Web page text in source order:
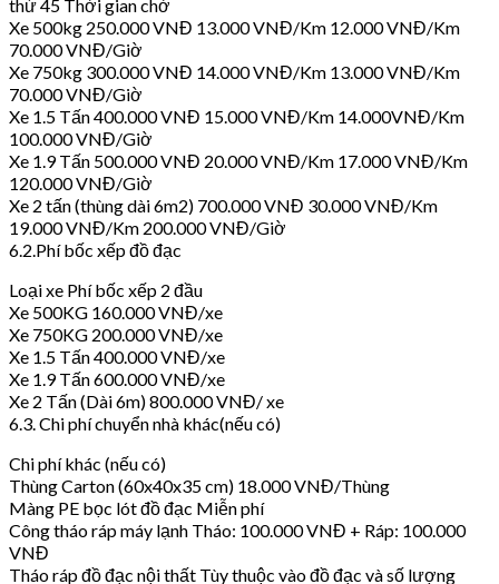
thứ 45 Thời gian chờ
Xe 500kg 250.000 VNĐ 13.000 VNĐ/Km 12.000 VNĐ/Km
70.000 VNĐ/Giờ
Xe 750kg 300.000 VNĐ 14.000 VNĐ/Km 13.000 VNĐ/Km
70.000 VNĐ/Giờ
Xe 1.5 Tấn 400.000 VNĐ 15.000 VNĐ/Km 14.000VNĐ/Km
100.000 VNĐ/Giờ
Xe 1.9 Tấn 500.000 VNĐ 20.000 VNĐ/Km 17.000 VNĐ/Km
120.000 VNĐ/Giờ
Xe 2 tấn (thùng dài 6m2) 700.000 VNĐ 30.000 VNĐ/Km
19.000 VNĐ/Km 200.000 VNĐ/Giờ
6.2.Phí bốc xếp đồ đạc
Loại xe Phí bốc xếp 2 đầu
Xe 500KG 160.000 VNĐ/xe
Xe 750KG 200.000 VNĐ/xe
Xe 1.5 Tấn 400.000 VNĐ/xe
Xe 1.9 Tấn 600.000 VNĐ/xe
Xe 2 Tấn (Dài 6m) 800.000 VNĐ/ xe
6.3. Chi phí chuyển nhà khác(nếu có)
Chi phí khác (nếu có)
Thùng Carton (60x40x35 cm) 18.000 VNĐ/Thùng
Màng PE bọc lót đồ đạc Miễn phí
Công tháo ráp máy lạnh Tháo: 100.000 VNĐ + Ráp: 100.000
VNĐ
Tháo ráp đồ đạc nội thất Tùy thuộc vào đồ đạc và số lượng